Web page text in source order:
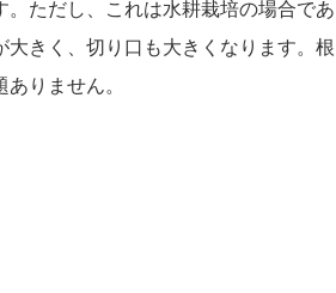
ただし、これは水耕栽培の場合であ
きく、切り口も大きくなります。根
りません。